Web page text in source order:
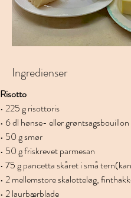
Ingredienser
Risotto
• 225 g risottoris
• 6 dl hønse- eller grøntsagsbouillon
• 50 g smør
• 50 g friskrevet parmesan
• 75 g pancetta skåret i små
• 2 mellemstore skalotteløg,
• 2 laurbærblade